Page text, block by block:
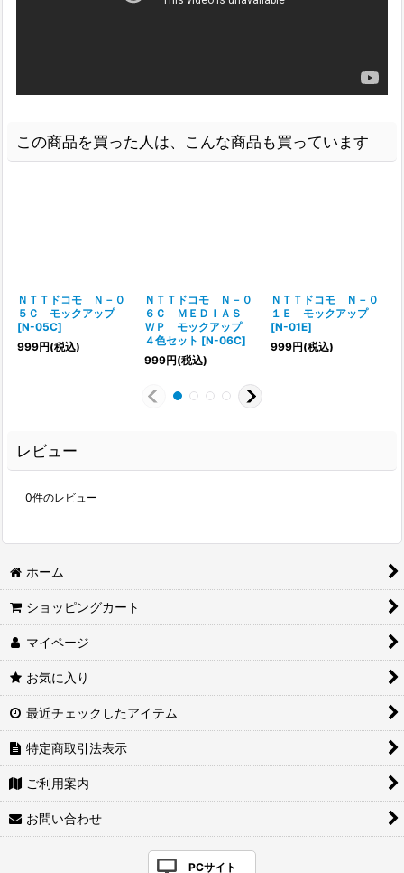
この商品を買った人は、こんな商品も買っています
ＮＴＴドコモ Ｎ－０
５Ｃ モックアップ
[N-05C]
999円(税込)
ＮＴＴドコモ Ｎ－０
６Ｃ ＭＥＤＩＡＳ
ＷＰ モックアップ
４色セット [N-06C]
999円(税込)
ＮＴＴドコモ Ｎ－０
１Ｅ モックアップ
[N-01E]
999円(税込)
レビュー
0件のレビュー
ホーム
ショッピングカート
マイページ
お気に入り
最近チェックしたアイテム
特定商取引法表示
ご利用案内
お問い合わせ
PCサイト